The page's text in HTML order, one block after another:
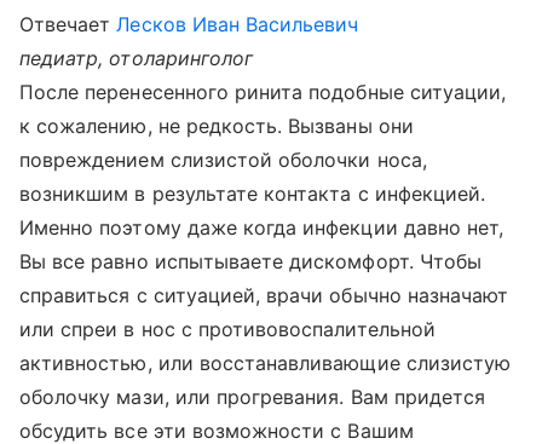
ОтвечаетЛесков Иван Васильевич
педиатр, отоларинголог
После перенесенного ринита подобные ситуации,
к сожалению, не редкость. Вызваны они
повреждением слизистой оболочки носа,
возникшим в результате контакта с инфекцией.
Именно поэтому даже когда инфекции давно нет,
Вы все равно испытываете дискомфорт. Чтобы
справиться с ситуацией, врачи обычно назначают
или спреи в нос с противовоспалительной
активностью, или восстанавливающие слизистую
оболочку мази, или прогревания. Вам придется
обсудить все эти возможности с Вашим